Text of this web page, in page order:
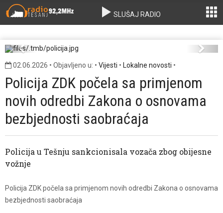
SLUŠAJ RADIO
Previous Next
02.06.2026 • Objavljeno u: • Vijesti • Lokalne novosti •
Policija ZDK počela sa primjenom
novih odredbi Zakona o osnovama
bezbjednosti saobraćaja
Policija u Tešnju sankcionisala vozača zbog obijesne
vožnje
Policija ZDK počela sa primjenom novih odredbi Zakona o osnovama
bezbjednosti saobraćaja